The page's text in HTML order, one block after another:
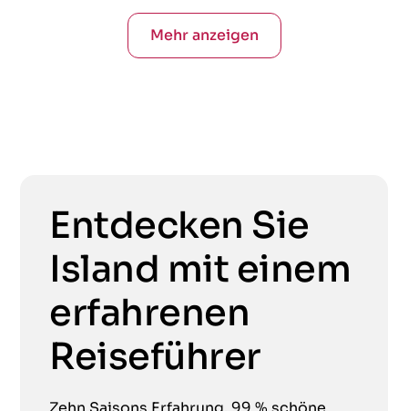
Mehr anzeigen
Entdecken Sie
Island mit einem
erfahrenen
Reiseführer